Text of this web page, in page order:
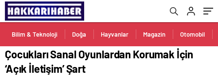
Bilim & Teknoloji Doğa Hayvanlar Magazin Otomobil
Çocukları Sanal Oyunlardan Korumak İçin
‘Açık İletişim’ Şart